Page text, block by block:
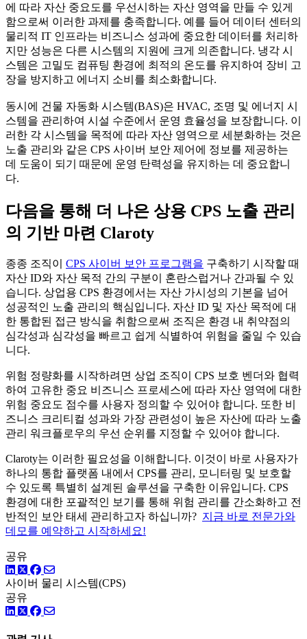
에 따라 자산 중요도를 우선시하는 자산 영역을 만들 수 있게
함으로써 이러한 과제를 충족합니다. 예를 들어 데이터 센터의
물리적 IT 인프라는 비즈니스 성과에 중요한 데이터를 처리하
지만 성능은 다른 시스템의 지원에 크게 의존합니다. 냉각 시
스템은 고밀도 컴퓨팅 환경에 최적의 온도를 유지하여 장비 고
장을 방지하고 에너지 소비를 최소화합니다.
동시에 건물 자동화 시스템(BAS)은 HVAC, 조명 및 에너지 시
스템을 관리하여 시설 수준에서 운영 효율성을 보장합니다. 이
러한 각 시스템을 목적에 따라 자산 영역으로 세분화하는 것은
노출 관리와 같은 CPS 사이버 보안 제어에 정보를 제공하는
데 도움이 되기 때문에 운영 탄력성을 유지하는 데 중요합니
다.
다음을 통해 더 나은 상용 CPS 노출 관리
의 기반 마련 Claroty
종종 조직이 CPS 사이버 보안 프로그램을 구축하기 시작할 때
자산 ID와 자산 목적 간의 구분이 혼란스럽거나 간과될 수 있
습니다. 상업용 CPS 환경에서는 자산 가시성의 기본을 넘어
성공적인 노출 관리의 핵심입니다. 자산 ID 및 자산 목적에 대
한 통합된 접근 방식을 취함으로써 조직은 환경 내 취약점의
심각성과 심각성을 빠르고 쉽게 식별하여 위험을 줄일 수 있습
니다.
위험 정량화를 시작하려면 상업 조직이 CPS 보호 벤더와 협력
하여 고유한 중요 비즈니스 프로세스에 따라 자산 영역에 대한
위험 중요도 점수를 사용자 정의할 수 있어야 합니다. 또한 비
즈니스 크리티컬 성과와 가장 관련성이 높은 자산에 따라 노출
관리 워크플로우의 우선 순위를 지정할 수 있어야 합니다.
Claroty는 이러한 필요성을 이해합니다. 이것이 바로 사용자가
하나의 통합 플랫폼 내에서 CPS를 관리, 모니터링 및 보호할
수 있도록 특별히 설계된 솔루션을 구축한 이유입니다. CPS
환경에 대한 포괄적인 보기를 통해 위험 관리를 간소화하고 전
반적인 보안 태세 관리하고자 하십니까? 지금 바로 전문가와
데모를 예약하고 시작하세요!
공유
링크드인
트위터페이스북
사이버 물리 시스템(CPS)
공유
링크드인
트위터페이스북